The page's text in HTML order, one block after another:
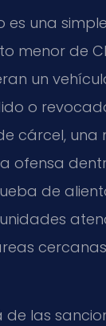
es una
menor de
un
o
cárcel,
ofensa
de
las